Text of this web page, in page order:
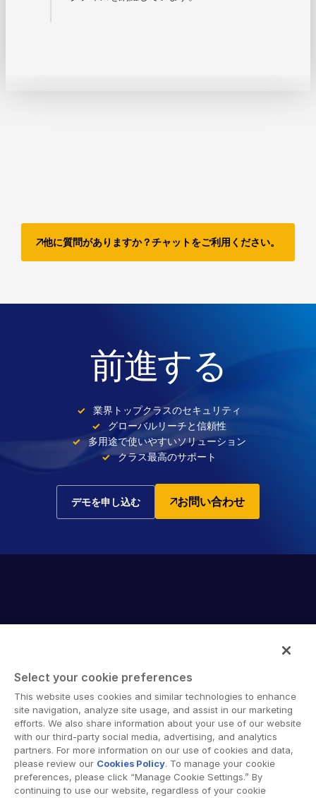
他に質問がありますか？チャットをご利用ください。
前進する
デモを申し込む お問い合わせ
業界トップクラスのセキュリティ
グローバルリーチと信頼性
多用途で使いやすいソリューション
クラス最高のサポート
Intralinks provides secure collaboration software and
secure online document sharing solutions that enable
enterprise collaboration across organizational, corporate
and geographical boundaries. Intralinks’ secure platform
provides tools for file sync and secure file-sharing,
collaborative workspaces and virtual data room (VDR)
solutions.
Select your cookie preferences
This website uses cookies and similar technologies to enhance
site navigation, analyze site usage, and assist in our marketing
efforts. We also share information about your use of our website
with our third-party social media, advertising, and analytics
partners. For more information on our use of cookies and data,
please review our Cookies Policy. To manage your cookie
preferences, please click “Manage Cookie Settings.” By
continuing to use our website, regardless of your cookie